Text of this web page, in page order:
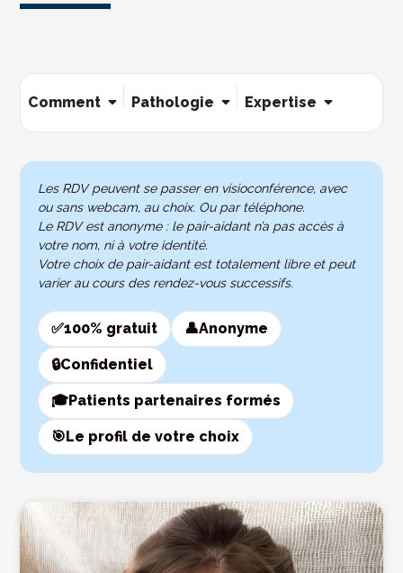
Comment Pathologie Expertise
Les RDV peuvent se passer en visioconférence, avec
ou sans webcam, au choix. Ou par téléphone.
Le RDV est anonyme : le pair-aidant n’a pas accès à
votre nom, ni à votre identité.
Votre choix de pair-aidant est totalement libre et peut
varier au cours des rendez-vous successifs.
✅100% gratuit 👤Anonyme
🔒Confidentiel
🎓Patients partenaires formés
🎯Le profil de votre choix